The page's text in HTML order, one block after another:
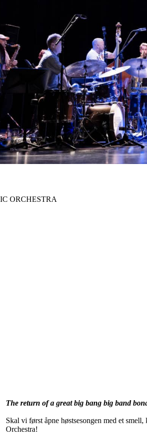
ORCHESTRA
The return of a great big bang big band
Skal vi først åpne høstsesongen med et
Orchestra!